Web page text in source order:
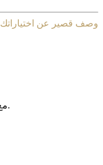
وصف قصير عن اختياراتك
مع إمکانیة التسوق المباشر فی دبی، والتوصیل المجانی داخل الإمارات العربیة المتحدة، وخدمة الشحن الدولی إلى أکثر من 130 دولة حول العالم، نوفر لکم تجربة تسوق آمنة وبدون حدود.